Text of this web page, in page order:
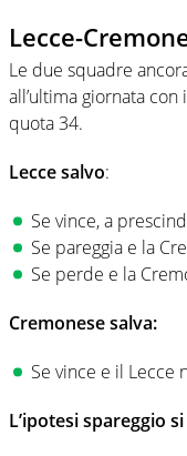
Lecce-
Le due squadre
all’ultima giornata
quota 34.
Lecce salvo:
Se vince, a
Se pareggia e la
Se perde e la
Cremonese salva:
Se vince e il Lecce
L’ipotesi spareggio